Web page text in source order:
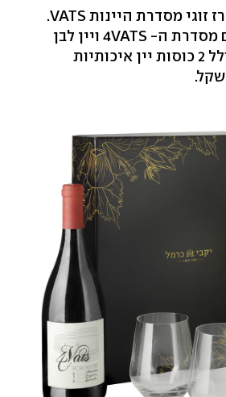
מציע מארז זוגי מסדרת היינות VATS.
המארז כולל יין אדום מסדרת ה- 4VATS ויין לבן
מסדרת ה 2VATS וכולל 2 כוסות יין איכותיות